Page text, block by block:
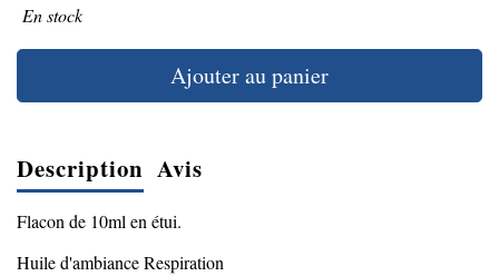
En stock
Ajouter au panier
Description Avis
Flacon de 10ml en étui.
Huile d'ambiance Respiration